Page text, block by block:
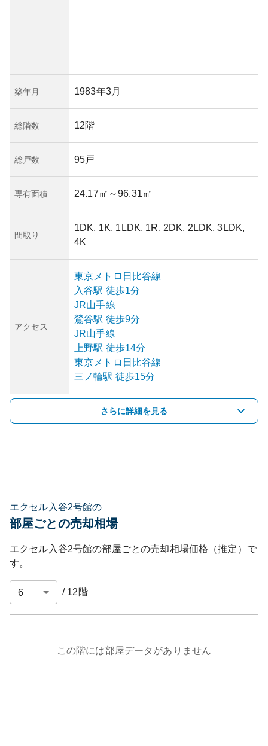
築年月 1983年3月
総階数 12階
総戸数 95戸
専有面積 24.17㎡ ～96.31㎡
間取り
1DK, 1K, 1LDK, 1R, 2DK, 2LDK, 3LDK,
4K
アクセス
東京メトロ日比谷線
入谷駅 徒歩1分
JR山手線
鶯谷駅 徒歩9分
JR山手線
上野駅 徒歩14分
東京メトロ日比谷線
三ノ輪駅 徒歩15分
さらに詳細を見る
エクセル入谷2号館の
部屋ごとの売却相場
エクセル入谷2号館の部屋ごとの売却相場価格（推定）で
す。
/ 12 階
この階には部屋データがありません